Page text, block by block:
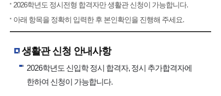
2026학년도 정시전형 합격자만 생활관 신청이 가능합니다.
아래 항목을 정확히 입력한 후 본인확인을 진행해 주세요.
생활관 신청 안내사항
2026학년도 신입학 정시 합격자, 정시 추가합격자에
한하여 신청이 가능합니다.